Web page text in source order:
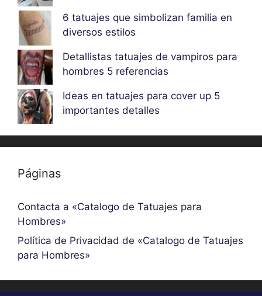
6 tatuajes que simbolizan familia en
diversos estilos
Detallistas tatuajes de vampiros para
hombres 5 referencias
Ideas en tatuajes para cover up 5
importantes detalles
Páginas
Contacta a «Catalogo de Tatuajes para
Hombres»
Política de Privacidad de «Catalogo de Tatuajes
para Hombres»